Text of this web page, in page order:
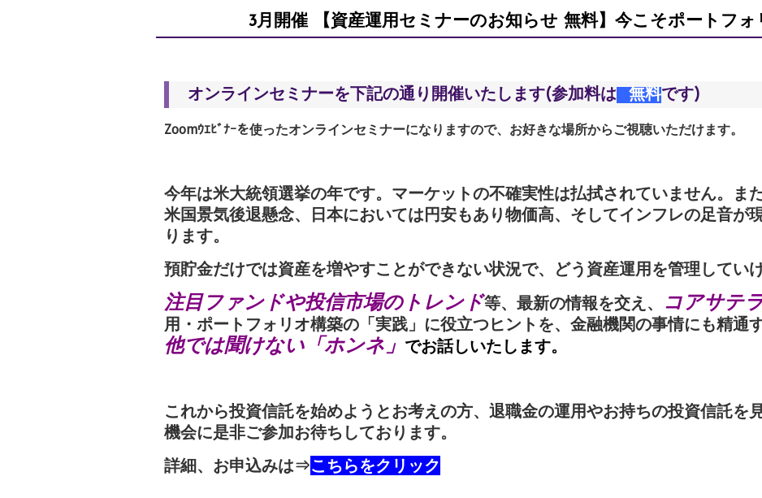
3月開催 【資産運用セミナーのお知らせ 無料】今こそポートフォ
オンラインセミナーを下記の通り開催いたします(参加料は 無料です)
Zoomｳｴﾋﾞﾅｰを使ったオンラインセミナーになりますので、お好きな場所からご視聴いただけます。
今年は米大統領選挙の年です。マーケットの不確実性は払拭されていません。また
米国景気後退懸念、日本においては円安もあり物価高、そしてインフレの足音が
ります。
預貯金だけでは資産を増やすことができない状況で、どう資産運用を管理してい
注目ファンドや投信市場のトレンド等、最新の情報を交え、 コアサテ
用・ポートフォリオ構築の「実践」に役立つヒントを、金融機関の事情にも精通
他では聞けない「ホンネ」 でお話しいたします。
これから投資信託を始めようとお考えの方、退職金の運用やお持ちの投資信託を
機会に是非ご参加お待ちしております。
詳細、お申込みは⇒こちらをクリック